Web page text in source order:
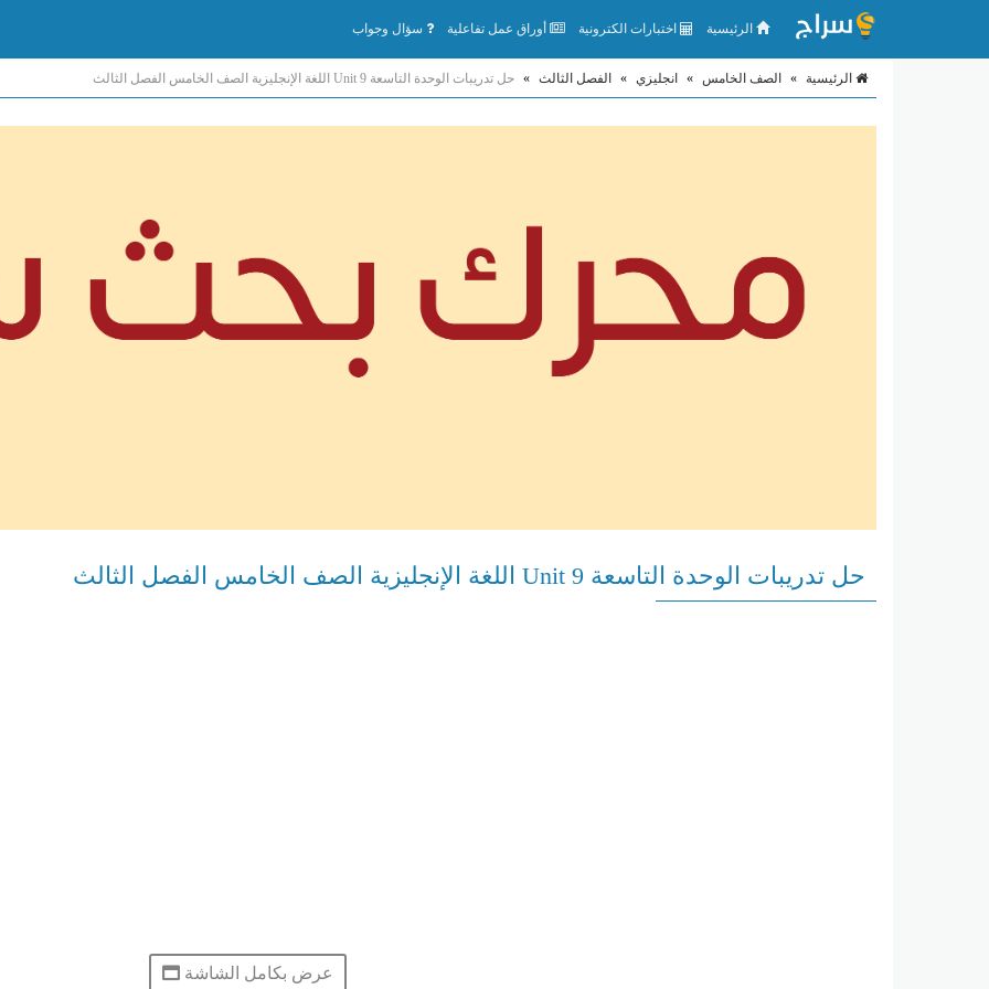
الرئيسية اختبارات الكترونية أوراق عمل تفاعلية سؤال وجواب
الرئيسية » الصف الخامس » انجليزي » الفصل الثالث » حل تدريبات الوحدة التاسعة Unit 9 اللغة الإنجليزية الصف الخامس الفصل الثالث
حل تدريبات الوحدة التاسعة Unit 9 اللغة الإنجليزية الصف الخامس الفصل الثالث
عرض بكامل الشاشة